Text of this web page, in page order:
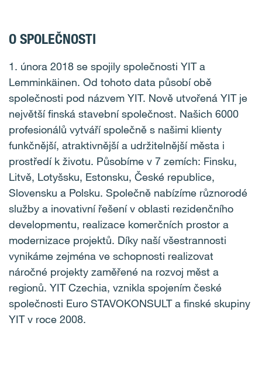
O SPOLEČNOSTI
1. února 2018 se spojily společnosti YIT a
Lemminkäinen. Od tohoto data působí obě
společnosti pod názvem YIT. Nově utvořená YIT je
největší finská stavební společnost. Našich 6000
profesionálů vytváří společně s našimi klienty
funkčnější, atraktivnější a udržitelnější města i
prostředí k životu. Působíme v 7 zemích: Finsku,
Litvě, Lotyšsku, Estonsku, České republice,
Slovensku a Polsku. Společně nabízíme různorodé
služby a inovativní řešení v oblasti rezidenčního
developmentu, realizace komerčních prostor a
modernizace projektů. Díky naší všestrannosti
vynikáme zejména ve schopnosti realizovat
náročné projekty zaměřené na rozvoj měst a
regionů. YIT Czechia, vznikla spojením české
společnosti Euro STAVOKONSULT a finské skupiny
YIT v roce 2008.